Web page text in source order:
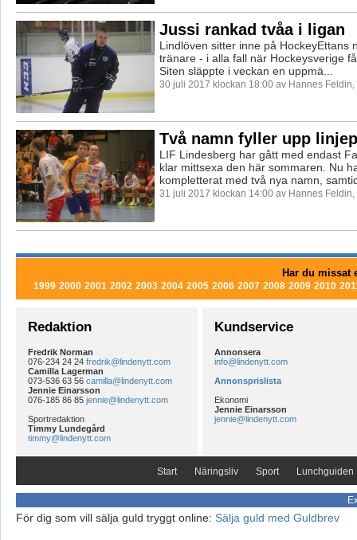
Jussi rankad tvåa i ligan
Lindlöven sitter inne på HockeyEttans
tränare - i alla fall när Hockeysverige
Siten släppte i veckan en uppmä...
30 juli 2017 klockan 18:00 av Hannes
Två namn fyller upp
LIF Lindesberg har gått med endast
klar mittsexa den här sommaren. Nu
kompletterat med två nya namn,
31 juli 2017 klockan 14:00 av Hannes
Har du missat
1999 2000 2001 2002 2003 2004 2005 2006 2007 2008 2009 2010
Redaktion
Fredrik Norman
076-234 24 24 fredrik@lindenytt.com
Camilla Lagerman
073-536 63 56 camilla@lindenytt.com
Jennie Einarsson
076-185 86 85 jennie@lindenytt.com
Sportredaktion
Timmy Lundegård
timmy@lindenytt.com
Kundservice
Annonsera
info@lindenytt.com
Annonsprislista
Ekonomi
Jennie Einarsson
jennie@lindenytt.com
Start Näringsliv Sport Lunchguiden
För dig som vill sälja guld tryggt online: Sälja guld med Guldbrev